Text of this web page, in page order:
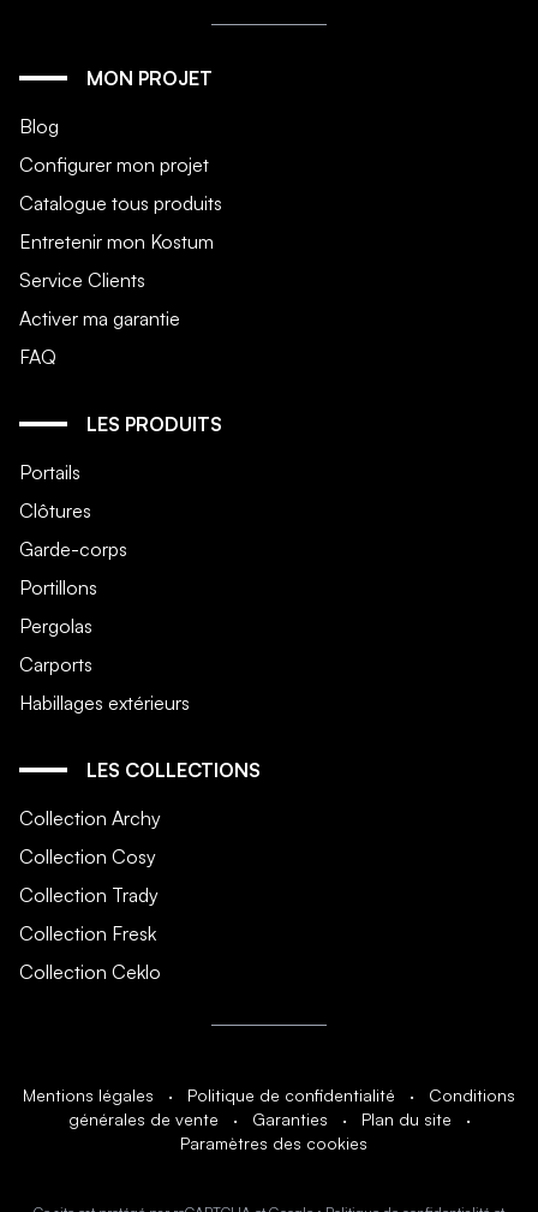
MON PROJET
Blog
Configurer mon projet
Catalogue tous produits
Entretenir mon Kostum
Service Clients
Activer ma garantie
FAQ
LES PRODUITS
Portails
Clôtures
Garde-corps
Portillons
Pergolas
Carports
Habillages extérieurs
LES COLLECTIONS
Collection Archy
Collection Cosy
Collection Trady
Collection Fresk
Collection Ceklo
Mentions légales · Politique de confidentialité ·
Conditions
générales de vente
· Garanties · Plan du site
·
Paramètres des cookies